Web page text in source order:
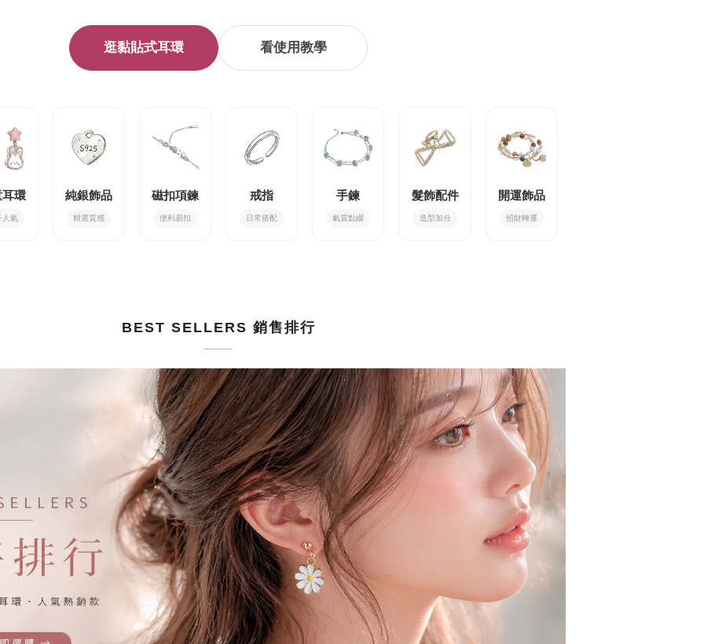
逛黏貼式耳環 看使用教學
環
人氣
純銀飾品
精選質感
磁扣項鍊
便利易扣
戒指
日常搭配
手鍊
氣質點綴
髮飾配件
造型加分
開運飾品
招財轉運
BEST SELLERS 銷售排行